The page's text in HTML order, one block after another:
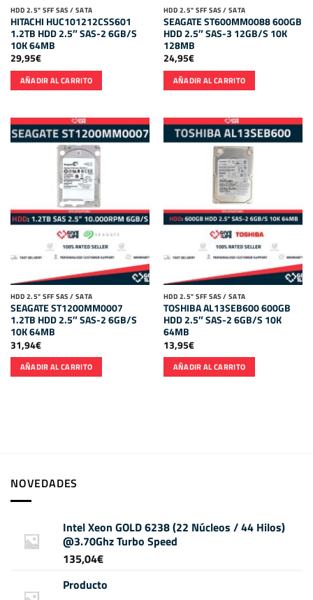
HDD 2.5" SFF SAS / SATA
HITACHI HUC101212CSS601
1.2TB HDD 2.5″ SAS-2 6GB/S
10K 64MB
29,95€
AÑADIR AL CARRITO
HDD 2.5" SFF SAS / SATA
SEAGATE ST600MM0088 600GB
HDD 2.5″ SAS-3 12GB/S 10K
128MB
24,95€
AÑADIR AL CARRITO
HDD 2.5" SFF SAS / SATA
SEAGATE ST1200MM0007
1.2TB HDD 2.5″ SAS-2 6GB/S
10K 64MB
31,94€
AÑADIR AL CARRITO
HDD 2.5" SFF SAS / SATA
TOSHIBA AL13SEB600 600GB
HDD 2.5″ SAS-2 6GB/S 10K
64MB
13,95€
AÑADIR AL CARRITO
NOVEDADES
Intel Xeon GOLD 6238 (22 Núcleos / 44 Hilos)
@3.70Ghz Turbo Speed
135,04€
Producto